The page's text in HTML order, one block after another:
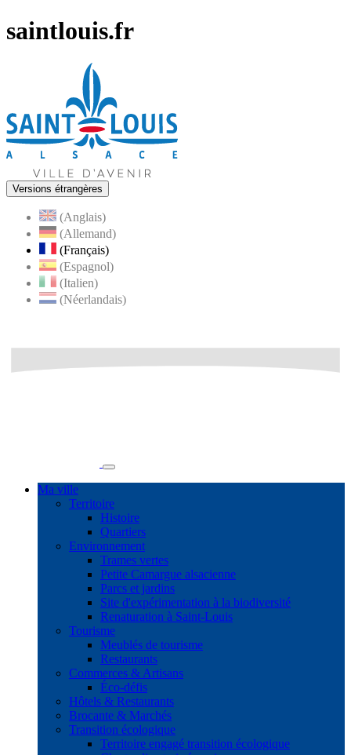
saintlouis.fr
Versions étrangères
(Anglais)
(Allemand)
(Français)
(Espagnol)
(Italien)
(Néerlandais)
Ma ville
Territoire
Histoire
Quartiers
Environnement
Trames vertes
Petite Camargue alsacienne
Parcs et jardins
Site d'expérimentation à la biodiversité
Renaturation à Saint-Louis
Tourisme
Meublés de tourisme
Restaurants
Commerces & Artisans
Éco-défis
Hôtels & Restaurants
Brocante & Marchés
Transition écologique
Territoire engagé transition écologique